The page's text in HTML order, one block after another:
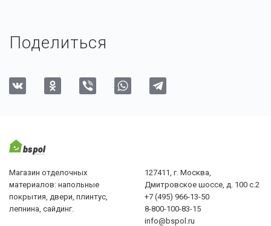
Поделиться
Магазин отделочных
материалов: напольные
покрытия, двери, плинтус,
лепнина, сайдинг.
127411, г. Москва,
Дмитровское шоссе, д. 100 с.2
+7 (495) 966-13-50
8-800-100-83-15
info@bspol.ru